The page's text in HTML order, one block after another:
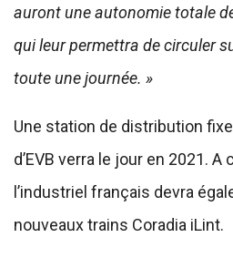
auront une autonomie totale
qui leur permettra de circuler
toute une journée. »
Une station de distribution
d’EVB verra le jour en 2021. A
l’industriel français devra
nouveaux trains Coradia iLint.